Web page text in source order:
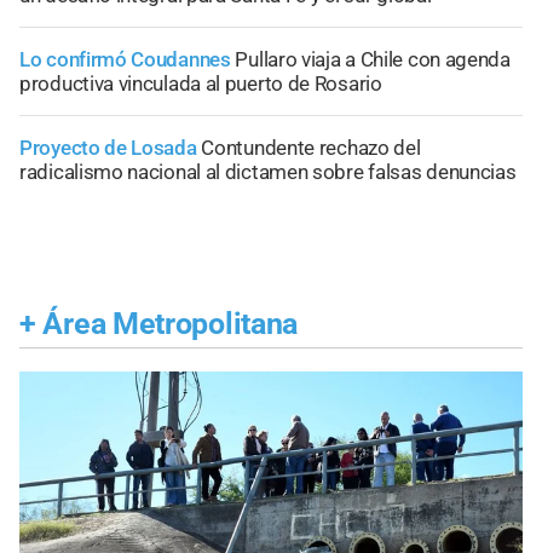
Lo confirmó Coudannes Pullaro viaja a Chile con agenda
productiva vinculada al puerto de Rosario
Proyecto de Losada Contundente rechazo del
radicalismo nacional al dictamen sobre falsas denuncias
+ Área Metropolitana